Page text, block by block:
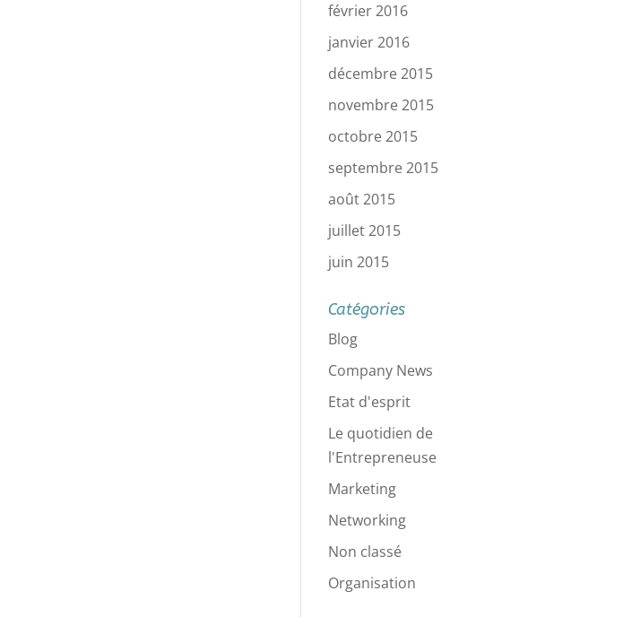
février 2016
janvier 2016
décembre 2015
novembre 2015
octobre 2015
septembre 2015
août 2015
juillet 2015
juin 2015
Catégories
Blog
Company News
Etat d'esprit
Le quotidien de
l'Entrepreneuse
Marketing
Networking
Non classé
Organisation